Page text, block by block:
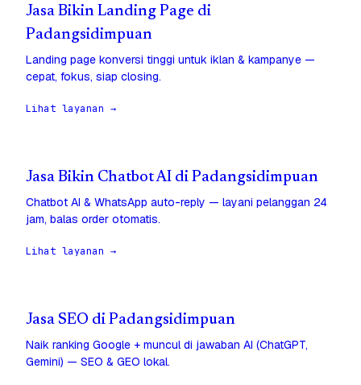
Jasa Bikin Landing Page di
Padangsidimpuan
Landing page konversi tinggi untuk iklan & kampanye —
cepat, fokus, siap closing.
Lihat layanan →
Jasa Bikin Chatbot AI di Padangsidimpuan
Chatbot AI & WhatsApp auto-reply — layani pelanggan 24
jam, balas order otomatis.
Lihat layanan →
Jasa SEO di Padangsidimpuan
Naik ranking Google + muncul di jawaban AI (ChatGPT,
Gemini) — SEO & GEO lokal.